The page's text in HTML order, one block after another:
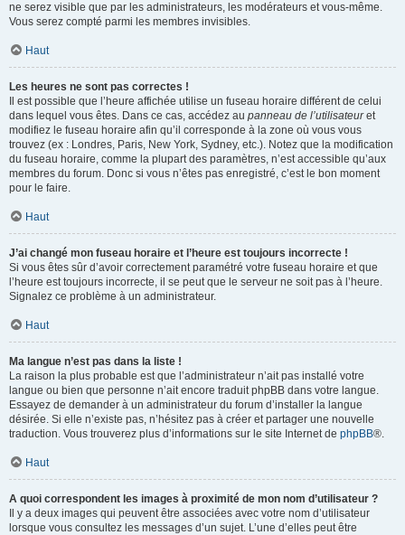
ne serez visible que par les administrateurs, les modérateurs et vous-même.
Vous serez compté parmi les membres invisibles.
Haut
Les heures ne sont pas correctes !
Il est possible que l’heure affichée utilise un fuseau horaire différent de celui
dans lequel vous êtes. Dans ce cas, accédez au panneau de l’utilisateuret
modifiez le fuseau horaire afin qu’il corresponde à la zone où vous vous
trouvez (ex : Londres, Paris, New York, Sydney, etc.). Notez que la modification
du fuseau horaire, comme la plupart des paramètres, n’est accessible qu’aux
membres du forum. Donc si vous n’êtes pas enregistré, c’est le bon moment
pour le faire.
Haut
J’ai changé mon fuseau horaire et l’heure est toujours incorrecte !
Si vous êtes sûr d’avoir correctement paramétré votre fuseau horaire et que
l’heure est toujours incorrecte, il se peut que le serveur ne soit pas à l’heure.
Signalez ce problème à un administrateur.
Haut
Ma langue n’est pas dans la liste !
La raison la plus probable est que l’administrateur n’ait pas installé votre
langue ou bien que personne n’ait encore traduit phpBB dans votre langue.
Essayez de demander à un administrateur du forum d’installer la langue
désirée. Si elle n’existe pas, n’hésitez pas à créer et partager une nouvelle
traduction. Vous trouverez plus d’informations sur le site Internet de phpBB®.
Haut
A quoi correspondent les images à proximité de mon nom d’utilisateur ?
Il y a deux images qui peuvent être associées avec votre nom d’utilisateur
lorsque vous consultez les messages d’un sujet. L’une d’elles peut être